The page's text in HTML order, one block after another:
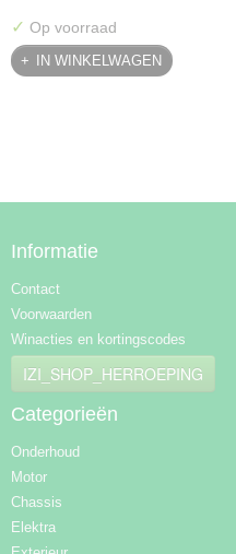
✓ Op voorraad
IN WINKELWAGEN
Informatie
Contact
Voorwaarden
Winacties en kortingscodes
IZI_SHOP_HERROEPING
Categorieën
Onderhoud
Motor
Chassis
Elektra